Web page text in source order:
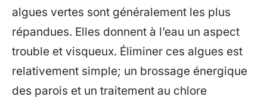
algues vertes sont généralement les plus
répandues. Elles donnent à l’eau un aspect
trouble et visqueux. Éliminer ces algues est
relativement simple; un brossage énergique
des parois et un traitement au chlore